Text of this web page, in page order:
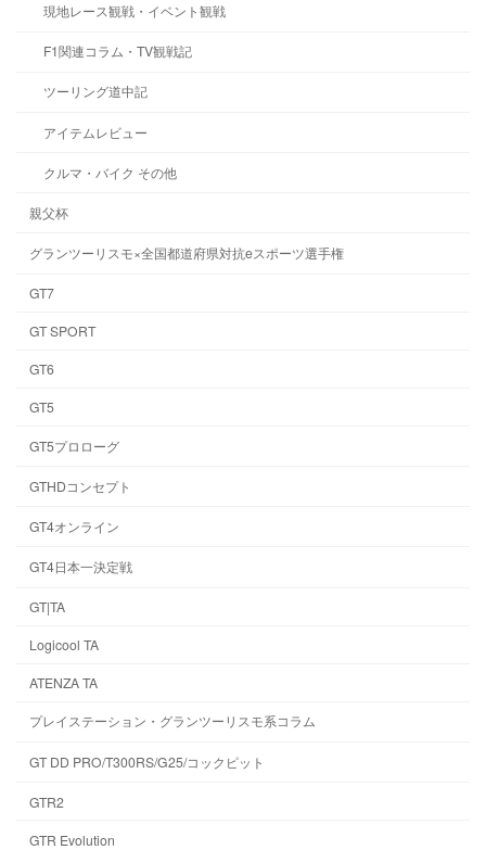
現地レース観戦・イベント観戦
F1関連コラム・TV観戦記
ツーリング道中記
アイテムレビュー
クルマ・バイク その他
親父杯
グランツーリスモ×全国都道府県対抗eスポーツ選手権
GT7
GT SPORT
GT6
GT5
GT5プロローグ
GTHDコンセプト
GT4オンライン
GT4日本一決定戦
GT|TA
Logicool TA
ATENZA TA
プレイステーション・グランツーリスモ系コラム
GT DD PRO/T300RS/G25/コックピット
GTR2
GTR Evolution